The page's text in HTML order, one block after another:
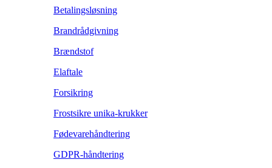
Betalingsløsning
Brandrådgivning
Brændstof
Elaftale
Forsikring
Frostsikre unika-krukker
Fødevarehåndtering
GDPR-håndtering